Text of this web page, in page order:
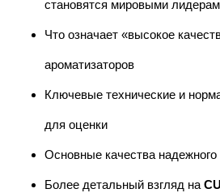
становятся мировыми
Что означает «высокое
ароматизаторов
Ключевые технические и
для оценки
Основные качества
Более детальный взгляд на